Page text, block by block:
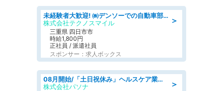
＞
未経験者大歓迎! ㈱デンソーでの自動車部品の組立作業 denso aichi
株式会社テクノスマイル
三重県 四日市市
時給1,800円
正社員 / 派遣社員
スポンサー：求人ボックス
＞
08月開始/「土日祝休み」ヘルスケア業界の産業保健師/高時給/未経験OK/要資格:保健師、正看護師
株式会社パソナ